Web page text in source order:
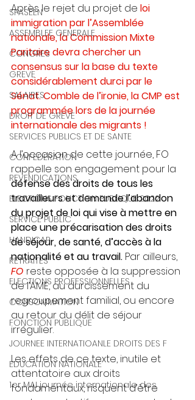
SPASEEN
ASSEMBLEE GENERALE
CONGRES
GREVE
SALAIRES
DROIT DE GREVE
SERVICES PUBLICS ET DE SANTE
CONFEDERATION
REVENDICATIONS
ELECTIONS FONCTION PUBLIQUE 2022
SERVICE PUBLIC
HANDICAP
RETRAITES
ELECTIONS PROFESSIONNELLES
CONSOMMATION
FONCTION PUBLIQUE
JOURNEE INTERNATIOANLE DROITS DES F
EDUCATION NATIONALE
1er MAI journée internationale des
Après le rejet du projet de loi
immigration par l’Assemblée
nationale, la Commission Mixte
Paritaire devra chercher un
consensus sur la base du texte
considérablement durci par le
Sénat. Comble de l’ironie, la CMP est
programmée lors de la journée
internationale des migrants !
A l’occasion de cette journée, FO
rappelle son engagement pour la
défense des droits de tous les
travailleurs et demande l’abandon
du projet de loi qui vise à mettre en
place une précarisation des droits
de séjour, de santé, d’accès à la
nationalité et au travail. Par ailleurs,
FO reste opposée à la suppression
de l’AME, au durcissement du
regroupement familial, ou encore
au retour du délit de séjour
irrégulier.
Les effets de ce texte, inutile et
attentatoire aux droits
fondamentaux, risquent d’être